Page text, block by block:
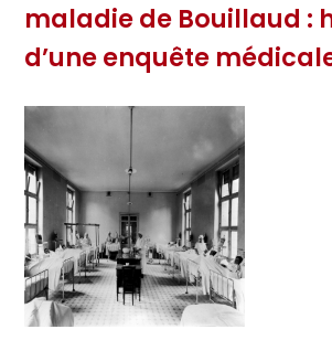
maladie de Bouillaud :
d’une enquête